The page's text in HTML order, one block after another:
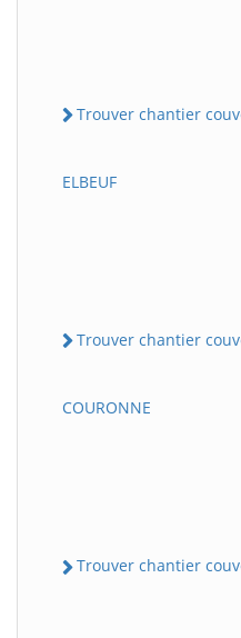
Trouver chantier
ELBEUF
Trouver chantier
COURONNE
Trouver chantier